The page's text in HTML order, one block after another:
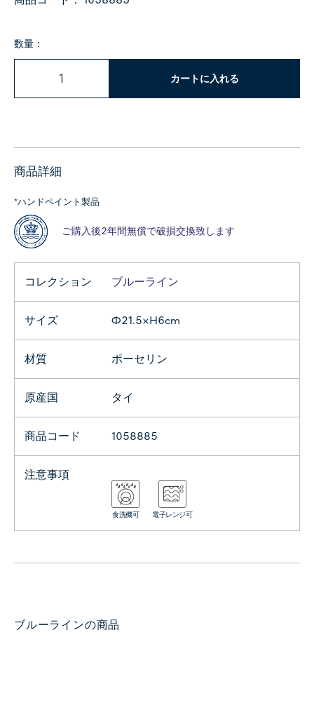
数量：
カートに入れる
商品詳細
*ハンドペイント製品
ご購入後2年間無償で破損交換致します
コレクション ブルーライン
サイズ Φ21.5×H6cm
材質 ポーセリン
原産国 タイ
商品コード 1058885
注意事項
食洗機可 電子レンジ可
ブルーラインの商品